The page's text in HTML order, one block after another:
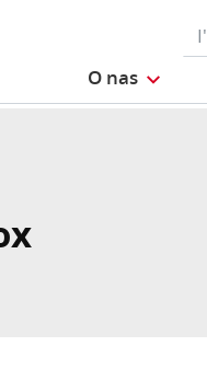
O nas